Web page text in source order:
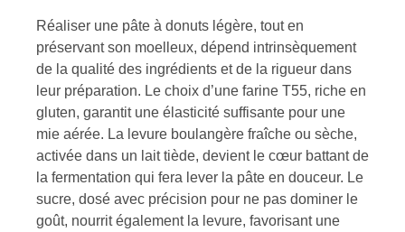
Réaliser une pâte à donuts légère, tout en
préservant son moelleux, dépend intrinsèquement
de la qualité des ingrédients et de la rigueur dans
leur préparation. Le choix d’une farine T55, riche en
gluten, garantit une élasticité suffisante pour une
mie aérée. La levure boulangère fraîche ou sèche,
activée dans un lait tiède, devient le cœur battant de
la fermentation qui fera lever la pâte en douceur. Le
sucre, dosé avec précision pour ne pas dominer le
goût, nourrit également la levure, favorisant une